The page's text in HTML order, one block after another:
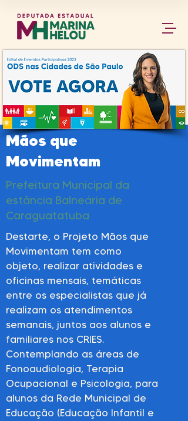
Mãos que
Movimentam
Prefeitura Municipal da
estância Balneária de
Caraguatatuba
Destarte, o Projeto Mãos que
Movimentam tem como
objeto, realizar atividades e
oficinas mensais, temáticas
entre os especialistas que já
realizam os atendimentos
semanais, juntos aos alunos e
familiares nos CRIES.
Contemplando as áreas de
Fonoaudiologia, Terapia
Ocupacional e Psicologia, para
alunos da Rede Municipal de
Educação (Educação Infantil e